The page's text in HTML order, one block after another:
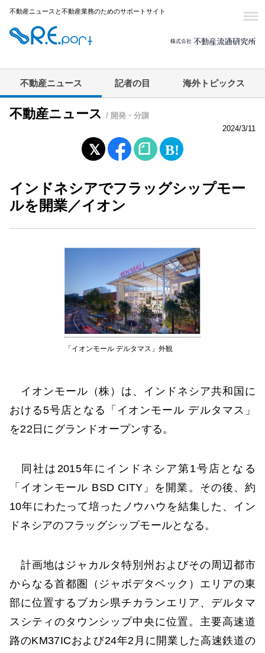
不動産ニュースと不動産業務のためのサポートサイト
不動産ニュース 記者の目 海外トピックス
不動産ニュース / 開発・分譲
2024/3/11
インドネシアでフラッグシップモー
ルを開業／イオン
「イオンモール デルタマス」外観
イオンモール（株）は、インドネシア共和国に
おける5号店となる「イオンモール デルタマス」
を22日にグランドオープンする。
同社は2015年にインドネシア第1号店となる
「イオンモール BSD CITY」を開業。その後、約
10年にわたって培ったノウハウを結集した、イン
ドネシアのフラッグシップモールとなる。
計画地はジャカルタ特別州およびその周辺都市
からなる首都圏（ジャボデタベック）エリアの東
部に位置するブカシ県チカランエリア、デルタマ
スシティのタウンシップ中央に位置。主要高速道
路のKM37ICおよび24年2月に開業した高速鉄道の